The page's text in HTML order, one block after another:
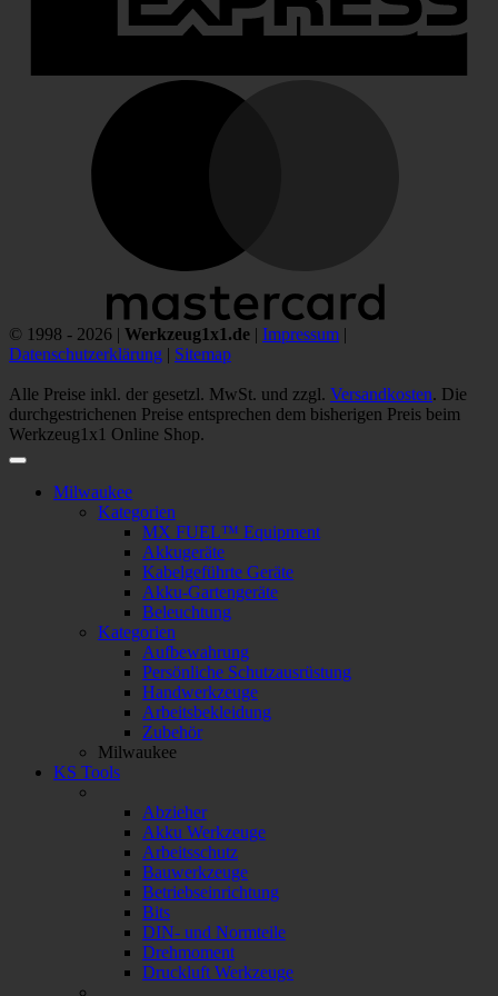
© 1998 - 2026 | Werkzeug1x1.de | Impressum |
Datenschutzerklärung | Sitemap
Alle Preise inkl. der gesetzl. MwSt. und zzgl. Versandkosten. Die
durchgestrichenen Preise entsprechen dem bisherigen Preis beim
Werkzeug1x1 Online Shop.
Milwaukee
Kategorien
MX FUEL™ Equipment
Akkugeräte
Kabelgeführte Geräte
Akku-Gartengeräte
Beleuchtung
Kategorien
Aufbewahrung
Persönliche Schutzausrüstung
Handwerkzeuge
Arbeitsbekleidung
Zubehör
Milwaukee
KS Tools
Abzieher
Akku Werkzeuge
Arbeitsschutz
Bauwerkzeuge
Betriebseinrichtung
Bits
DIN- und Normteile
Drehmoment
Druckluft Werkzeuge